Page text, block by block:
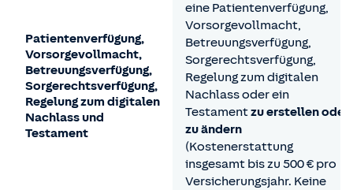
Patientenverfügung,
Vorsorgevollmacht,
Betreuungsverfügung,
Sorgerechtsverfügung,
Regelung zum digitalen
Nachlass und
Testament
eine Patientenverfügung,
Vorsorgevollmacht,
Betreuungsverfügung,
Sorgerechtsverfügung,
Regelung zum digitalen
Nachlass oder ein
Testamentzu erstellen oder
zu ändern
(Kostenerstattung
insgesamt bis zu 500 € pro
Versicherungsjahr. Keine